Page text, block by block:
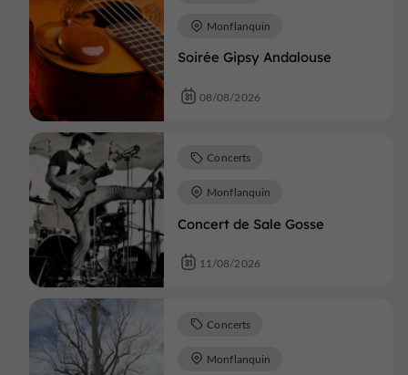
Soirée Gipsy Andalouse
Monflanquin
08/08/2026
Concert de Sale Gosse
Concerts
Monflanquin
11/08/2026
Concerts
Monflanquin